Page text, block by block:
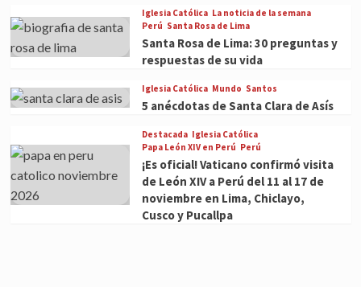
Iglesia Católica La noticia de la semana
Perú Santa Rosa de Lima
Santa Rosa de Lima: 30 preguntas y
respuestas de su vida
Iglesia Católica Mundo Santos
5 anécdotas de Santa Clara de Asís
Destacada Iglesia Católica
Papa León XIV en Perú Perú
¡Es oficial! Vaticano confirmó visita
de León XIV a Perú del 11 al 17 de
noviembre en Lima, Chiclayo,
Cusco y Pucallpa